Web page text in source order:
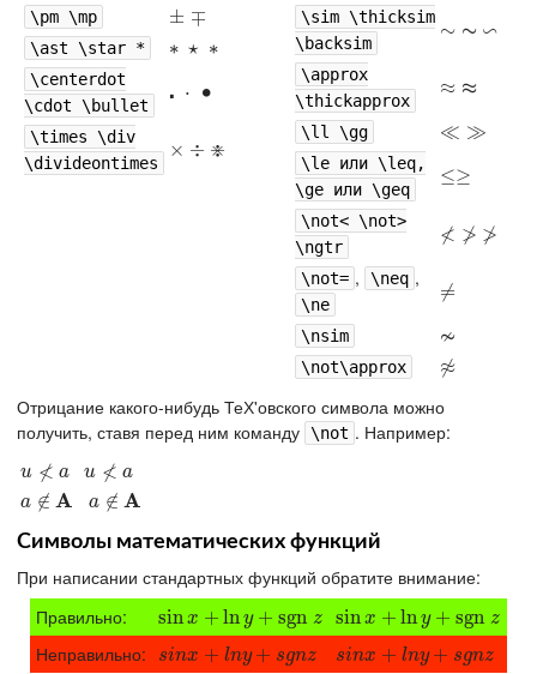
\pm \mp ± ∓
±∓
\ast \star * ∗ ⋆ ∗
∗⋆ ∗
\centerdot
\cdot \bullet
⋅ ⋅ ∙
⋅
\times \div
\divideontimes
× ÷ ⋇
×÷ ⋇
\sim \thicksim
\backsim
∼ ∼ ∽
∼∼∽
\approx
\thickapprox
≈ ≈
≈≈
\ll \gg ≪ ≫
≪≫
\le или \leq,
\ge или \geq
≤≥
≤≥
\not< \not>
\ngtr
≮ ≯ ≯
≮≯ ≯
\not= , \neq ,
\ne
≠
≠
\nsim ≁
≁
\not\approx ≉
≉
Отрицание какого-нибудь ТеХ'овского символа можно
получить, ставя перед ним команду \not . Например:
u ≮ a
u≮ a u ≮ a
u≮ a
a ∉ A
a∉A a ∉ A
a∉A
Символы математических функций
При написании стандартных функций обратите внимание:
Правильно:
sinx + lny + sgn z
sinx+ lny +sgn z sinx + lny + sgn z
sinx+ lny +sgn z
Неправильно:
sinx + lny + sgnz
sinx+ ny +sgnz sinx + lny + sgnz
sinx+ ny +sgnz